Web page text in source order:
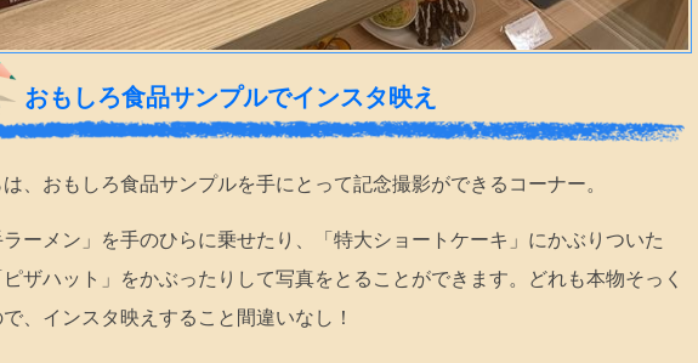
おもしろ食品サンプルでインスタ映え
は、おもしろ食品サンプルを手にとって記念撮影ができるコーナー。
ラーメン」を手のひらに乗せたり、「特大ショートケーキ」にかぶりついた
ピザハット」をかぶったりして写真をとることができます。どれも本物そっく
で、インスタ映えすること間違いなし！